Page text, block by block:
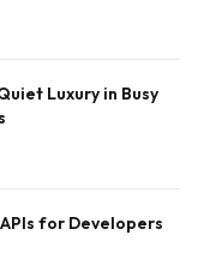
Luxury in Busy
for Developers